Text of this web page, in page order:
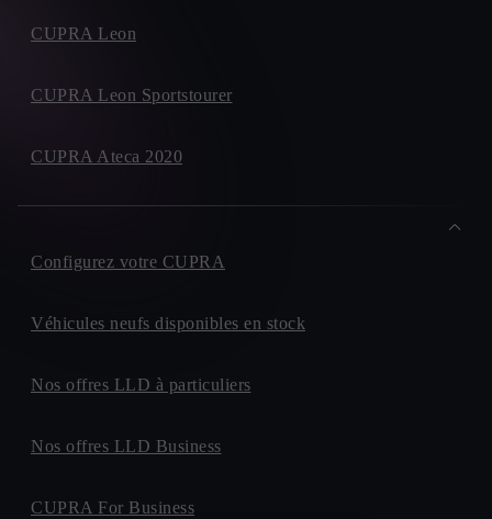
CUPRA Leon
CUPRA Leon Sportstourer
CUPRA Ateca 2020
Configurez votre CUPRA
Véhicules neufs disponibles en stock
Nos offres LLD à particuliers
Nos offres LLD Business
CUPRA For Business